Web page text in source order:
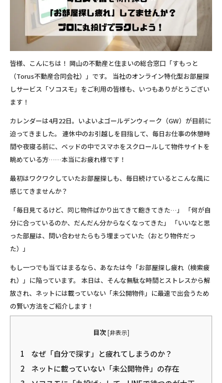
皆様、こんにちは！ 岡山の不動産と住まいの総合窓口「すもっと
（Torus不動産合同会社）」です。 当社のオンライン特化型お部屋探
しサービス「ソコスモ」をご利用の皆様も、いつもありがとうござい
ます！
カレンダーは4月22日。いよいよゴールデンウィーク（GW）が目前に
迫ってきました。 連休中のお引越しを目指して、毎日お仕事の休憩時
間や夜寝る前に、ベッドの中でスマホをスクロールして物件サイトを
眺めている方……本当にお疲れ様です！
最初はワクワクしていたお部屋探しも、毎日続けているとこんな風に
感じてきませんか？
「毎日見てるけど、同じ物件ばかり出てきて飽きてきた…」 「何が自
分に合っているのか、だんだん分からなくなってきた」 「いいなと思
った部屋は、問い合わせたらもう埋まっていた（おとり物件だっ
た）」
もし一つでも当てはまるなら、あなたは今 「お部屋探し疲れ（検索疲
れ）」 に陥っています。 本日は、そんな無駄な時間とストレスから解
放され、ネットには載っていない「未公開物件」に最速で出会うため
の賢い方法をご紹介します！
目次 [非表示]
1
なぜ「自分で探す」と疲れてしまうのか？
2
ネットに載っていない「未公開物件」の存在